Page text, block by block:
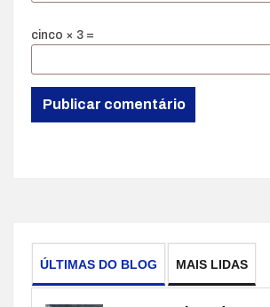
cinco × 3 =
ÚLTIMAS DO BLOG MAIS LIDAS